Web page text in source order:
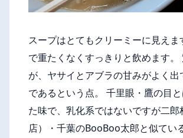
スープはとてもクリーミーに見えま
で重たくなくすっきりと飲めます。
が、ヤサイとアブラの甘みがよく
であるという点。 千里眼・鷹の目
た味で、乳化系ではないですが二郎
店）・千葉のBooBoo太郎と似てい